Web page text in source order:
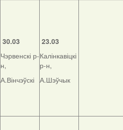
30.03
Чэрвенскі р-
н,
А.Вінчэўскі
23.03
Калінкавіцкі
р-н,
А.Шэўчык